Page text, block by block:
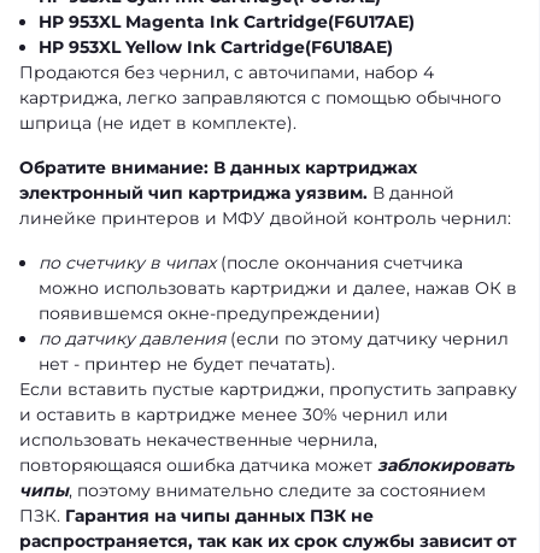
HP 953XL Magenta Ink Cartridge(F6U17AE)
HP 953XL Yellow Ink Cartridge(F6U18AE)
Продаются без чернил, с авточипами, набор 4
картриджа, легко заправляются с помощью обычного
шприца (не идет в комплекте).
Обратите внимание: В данных картриджах
электронный чип картриджа уязвим. В данной
линейке принтеров и МФУ двойной контроль чернил:
по счетчику в чипах(после окончания счетчика
можно использовать картриджи и далее, нажав ОК в
появившемся окне-предупреждении)
по датчику давления(если по этому датчику чернил
нет - принтер не будет печатать).
Если вставить пустые картриджи, пропустить заправку
и оставить в картридже менее 30% чернил или
использовать некачественные чернила,
повторяющаяся ошибка датчика может заблокировать
чипы, поэтому внимательно следите за состоянием
ПЗК. Гарантия на чипы данных ПЗК не
распространяется, так как их срок службы зависит от